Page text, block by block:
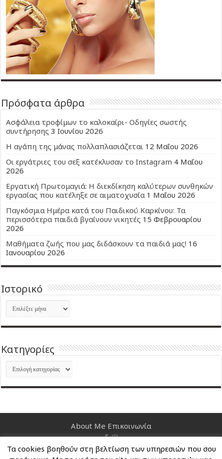
Πρόσφατα άρθρα
Ασφάλεια τροφίμων το καλοκαίρι- Οδηγίες σωστής
συντήρησης 3 Ιουνίου 2026
Η αγάπη της μάνας πολλαπλασιάζεται 12 Μαΐου 2026
Οι εργάτριες του σεξ κατέκλυσαν το Instagram 4 Μαΐου
2026
Εργατική Πρωτομαγιά: Η διεκδίκηση καλύτερων συνθηκών
εργασίας που κατέληξε σε αιματοχυσία 1 Μαΐου 2026
Παγκόσμια Ημέρα κατά του Παιδικού Καρκίνου: Τα
περισσότερα παιδιά βγαίνουν νικητές 15 Φεβρουαρίου
2026
Μαθήματα ζωής που μας διδάσκουν τα παιδιά μας! 16
Ιανουαρίου 2026
Ιστορικό
Ιστορικό
Kατηγορίες
Kατηγορίες
About Me Επικοινωνία
Nancy's Blog © Copyright 2026, All Rights Reserved
Τα cookies βοηθούν στη βελτίωση των υπηρεσιών που σου